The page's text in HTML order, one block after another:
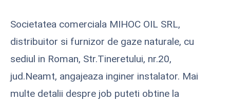
Societatea comerciala MIHOC OIL SRL,
distribuitor si furnizor de gaze naturale, cu
sediul in Roman, Str.Tineretului, nr.20,
jud.Neamt, angajeaza inginer instalator. Mai
multe detalii despre job puteti obtine la